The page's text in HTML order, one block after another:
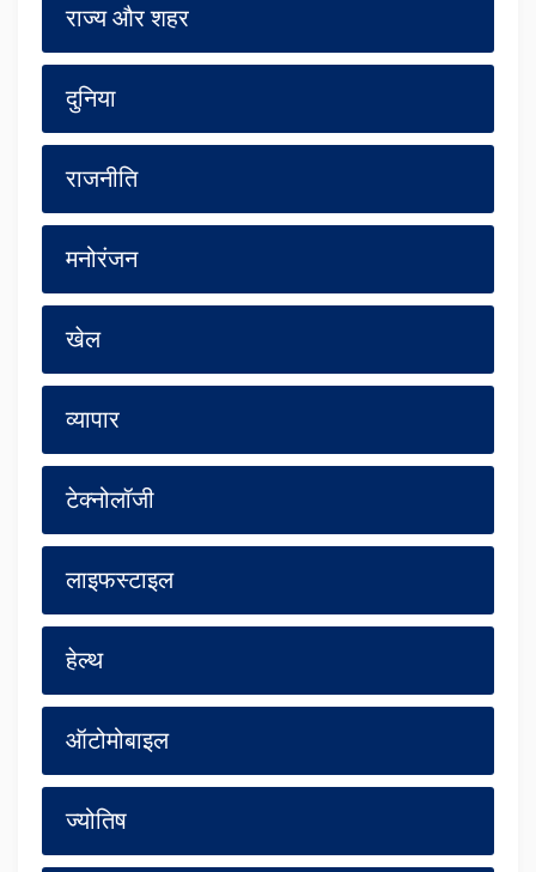
राज्य और शहर
दुनिया
राजनीति
मनोरंजन
खेल
व्यापार
टेक्नोलॉजी
लाइफस्टाइल
हेल्थ
ऑटोमोबाइल
ज्योतिष